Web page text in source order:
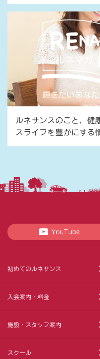
ルネサンスのこと、健
スライフを豊かにする
YouTube
初めてのルネサンス
入会案内・料金
施設・スタッフ案内
スクール